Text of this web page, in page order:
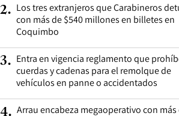
2. Los tres extranjeros que Carabineros
con más de $540 millones en billetes en
Coquimbo
3. Entra en vigencia reglamento que
cuerdas y cadenas para el remolque de
vehículos en panne o accidentados
4. Arrau encabeza megaoperativo con más